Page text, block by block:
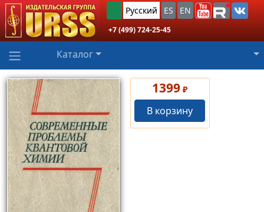
Русский ES EN
+7 (499) 724-25-45
Каталог
1399 ₽
В корзину